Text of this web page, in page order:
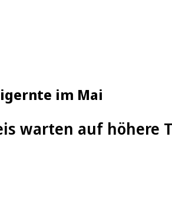
im Mai
warten auf höhere